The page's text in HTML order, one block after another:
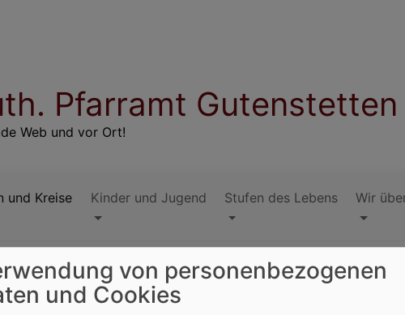
Pfarramt Gutenstetten
Web und vor Ort!
und Kreise Kinder und Jugend Stufen des Lebens Wir
von personenbezogenen
und Cookies